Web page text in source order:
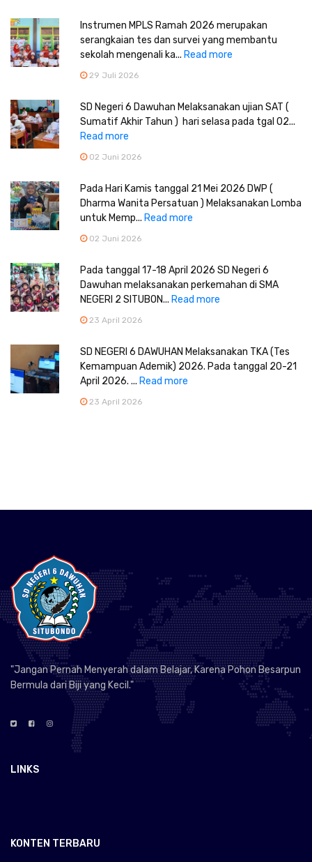
Instrumen MPLS Ramah 2026 merupakan
serangkaian tes dan survei yang membantu
sekolah mengenali ka... Read more
29 Juli 2026
SD Negeri 6 Dawuhan Melaksanakan ujian SAT (
Sumatif Akhir Tahun ) hari selasa pada tgal 02...
Read more
02 Juni 2026
Pada Hari Kamis tanggal 21 Mei 2026 DWP (
Dharma Wanita Persatuan ) Melaksanakan Lomba
untuk Memp... Read more
02 Juni 2026
Pada tanggal 17-18 April 2026 SD Negeri 6
Dawuhan melaksanakan perkemahan di SMA
NEGERI 2 SITUBON... Read more
23 April 2026
SD NEGERI 6 DAWUHAN Melaksanakan TKA (Tes
Kemampuan Ademik) 2026. Pada tanggal 20-21
April 2026. ... Read more
23 April 2026
"Jangan Pernah Menyerah dalam Belajar, Karena Pohon Besarpun
Bermula dari Biji yang Kecil."
LINKS
KONTEN TERBARU